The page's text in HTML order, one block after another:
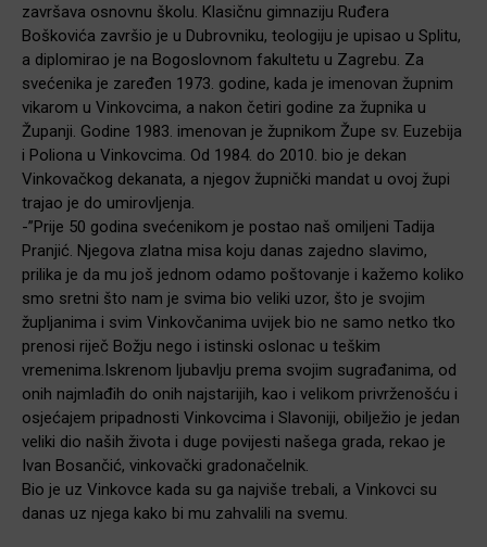
završava osnovnu školu. Klasičnu gimnaziju Ruđera
Boškovića završio je u Dubrovniku, teologiju je upisao u Splitu,
a diplomirao je na Bogoslovnom fakultetu u Zagrebu. Za
svećenika je zaređen 1973. godine, kada je imenovan župnim
vikarom u Vinkovcima, a nakon četiri godine za župnika u
Županji. Godine 1983. imenovan je župnikom Župe sv. Euzebija
i Poliona u Vinkovcima. Od 1984. do 2010. bio je dekan
Vinkovačkog dekanata, a njegov župnički mandat u ovoj župi
trajao je do umirovljenja.
-”Prije 50 godina svećenikom je postao naš omiljeni Tadija
Pranjić. Njegova zlatna misa koju danas zajedno slavimo,
prilika je da mu još jednom odamo poštovanje i kažemo koliko
smo sretni što nam je svima bio veliki uzor, što je svojim
župljanima i svim Vinkovčanima uvijek bio ne samo netko tko
prenosi riječ Božju nego i istinski oslonac u teškim
vremenima.Iskrenom ljubavlju prema svojim sugrađanima, od
onih najmlađih do onih najstarijih, kao i velikom privrženošću i
osjećajem pripadnosti Vinkovcima i Slavoniji, obilježio je jedan
veliki dio naših života i duge povijesti našega grada, rekao je
Ivan Bosančić, vinkovački gradonačelnik.
Bio je uz Vinkovce kada su ga najviše trebali, a Vinkovci su
danas uz njega kako bi mu zahvalili na svemu.